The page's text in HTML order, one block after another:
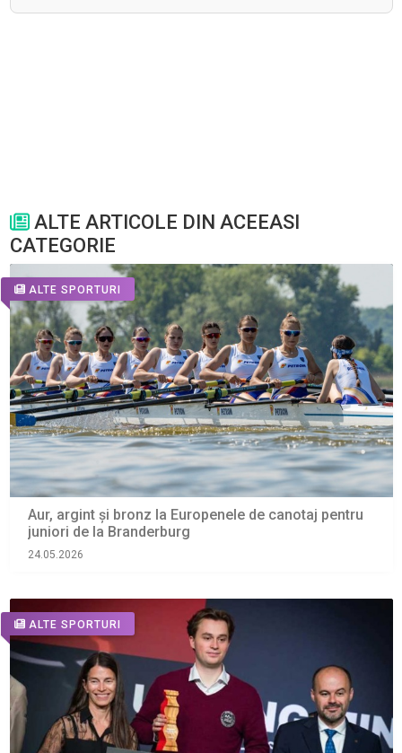
ALTE ARTICOLE DIN ACEEASI
CATEGORIE
ALTE SPORTURI
Aur, argint și bronz la Europenele de canotaj pentru
juniori de la Branderburg
24.05.2026
ALTE SPORTURI